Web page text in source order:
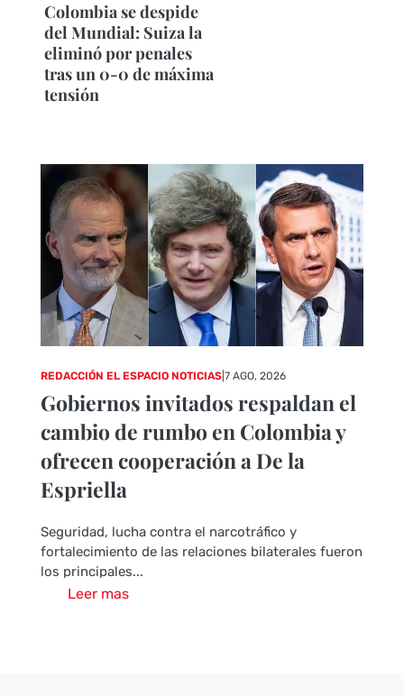
Colombia se despide
del Mundial: Suiza la
eliminó por penales
tras un 0-0 de máxima
tensión
REDACCIÓN EL ESPACIO NOTICIAS| 7 AGO, 2026
Gobiernos invitados respaldan el
cambio de rumbo en Colombia y
ofrecen cooperación a De la
Espriella
Seguridad, lucha contra el narcotráfico y
fortalecimiento de las relaciones bilaterales fueron
los principales...
Leer mas